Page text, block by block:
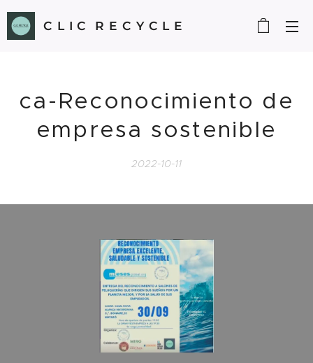
C L I C R E C Y C L E
ca-Reconocimiento de
empresa sostenible
2022-10-11